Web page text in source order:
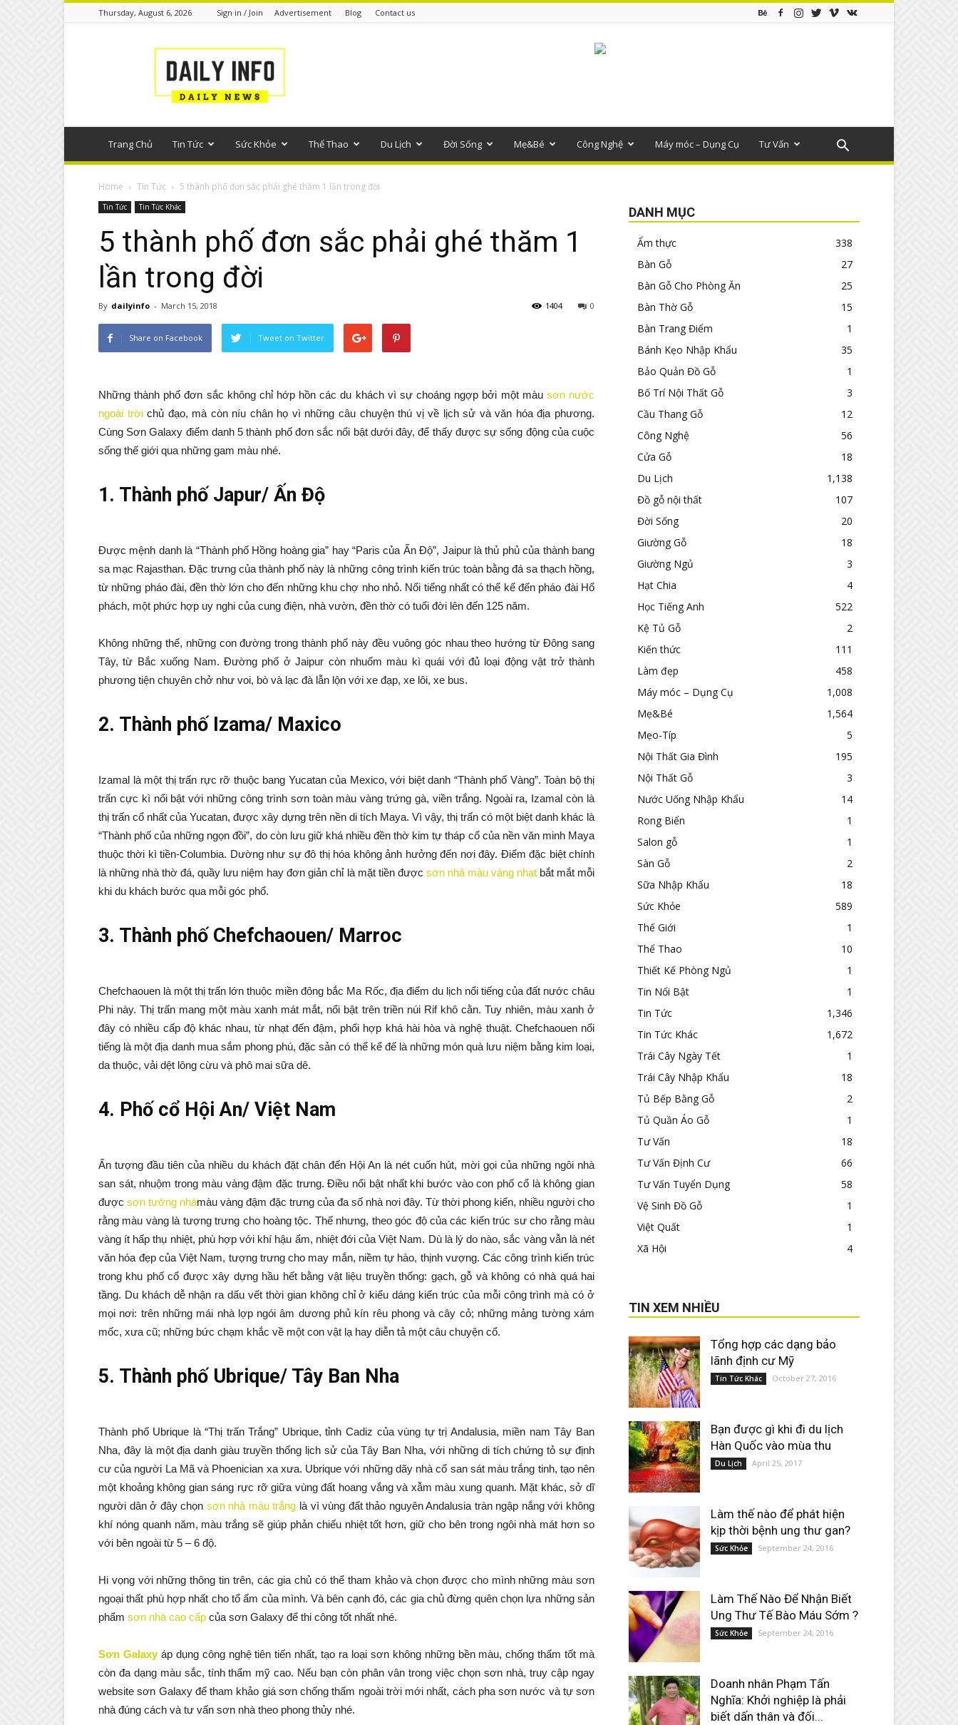
Thursday, August 6, 2026 Sign in / Join Advertisement Blog Contact us
thông
Trang Chủ Tin Tức Sức Khỏe Thể Thao Du Lịch Đời Sống Mẹ&Bé Công Nghệ Máy móc – Dụng Cụ Tư Vấn
Home Tin Tức 5 thành phố đơn sắc phải ghé thăm 1 lần trong đời
Tin Tức Tin Tức Khác
5 thành phố đơn sắc phải ghé thăm 1
lần trong đời
By dailyinfo - March 15, 2018 0
1404
Share on Facebook Tweet on Twitter
Những thành phố đơn sắc không chỉ hớp hồn các du khách vì sự choáng ngợp bởi một màu sơn nước
ngoài trờichủ đạo, mà còn níu chân họ vì những câu chuyện thú vị về lịch sử và văn hóa địa phương.
Cùng Sơn Galaxy điểm danh 5 thành phố đơn sắc nổi bật dưới đây, để thấy được sự sống động của cuộc
sống thế giới qua những gam màu nhé.
1. Thành phố Japur/ Ấn Độ
Được mệnh danh là “Thành phố Hồng hoàng gia” hay “Paris của Ấn Độ”, Jaipur là thủ phủ của thành bang
sa mạc Rajasthan. Đặc trưng của thành phố này là những công trình kiến trúc toàn bằng đá sa thạch hồng,
từ những pháo đài, đền thờ lớn cho đến những khu chợ nho nhỏ. Nổi tiếng nhất có thể kể đến pháo đài Hổ
phách, một phức hợp uy nghi của cung điện, nhà vườn, đền thờ có tuổi đời lên đến 125 năm.
Không những thế, những con đường trong thành phố này đều vuông góc nhau theo hướng từ Đông sang
Tây, từ Bắc xuống Nam. Đường phố ở Jaipur còn nhuốm màu kì quái với đủ loại động vật trở thành
phương tiện chuyên chở như voi, bò và lạc đà lẫn lộn với xe đạp, xe lôi, xe bus.
2. Thành phố Izama/ Maxico
Izamal là một thị trấn rực rỡ thuộc bang Yucatan của Mexico, với biệt danh “Thành phố Vàng”. Toàn bộ thị
trấn cực kì nổi bật với những công trình sơn toàn màu vàng trứng gà, viền trắng. Ngoài ra, Izamal còn là
thị trấn cổ nhất của Yucatan, được xây dựng trên nền di tích Maya. Vì vậy, thị trấn có một biệt danh khác là
“Thành phố của những ngọn đồi”, do còn lưu giữ khá nhiều đền thờ kim tự tháp cổ của nền văn minh Maya
thuộc thời kì tiền-Columbia. Dường như sự đô thị hóa không ảnh hưởng đến nơi đây. Điểm đặc biệt chính
là những nhà thờ đá, quầy lưu niệm hay đơn giản chỉ là mặt tiền được sơn nhà màu vàng nhạtbắt mắt mỗi
khi du khách bước qua mỗi góc phố.
3. Thành phố Chefchaouen/ Marroc
Chefchaouen là một thị trấn lớn thuộc miền đông bắc Ma Rốc, địa điểm du lịch nổi tiếng của đất nước châu
Phi này. Thị trấn mang một màu xanh mát mắt, nổi bật trên triền núi Rif khô cằn. Tuy nhiên, màu xanh ở
đây có nhiều cấp độ khác nhau, từ nhạt đến đậm, phối hợp khá hài hòa và nghệ thuật. Chefchaouen nổi
tiếng là một địa danh mua sắm phong phú, đặc sản có thể kể đế là những món quà lưu niệm bằng kim loại,
da thuộc, vải dệt lông cừu và phô mai sữa dê.
4. Phố cổ Hội An/ Việt Nam
Ấn tượng đầu tiên của nhiều du khách đặt chân đến Hội An là nét cuốn hút, mời gọi của những ngôi nhà
san sát, nhuộm trong màu vàng đậm đặc trưng. Điều nổi bật nhất khi bước vào con phố cổ là không gian
được sơn tường nhàmàu vàng đậm đặc trưng của đa số nhà nơi đây. Từ thời phong kiến, nhiều người cho
rằng màu vàng là tượng trưng cho hoàng tộc. Thế nhưng, theo góc độ của các kiến trúc sư cho rằng màu
vàng ít hấp thụ nhiệt, phù hợp với khí hậu ẩm, nhiệt đới của Việt Nam. Dù là lý do nào, sắc vàng vẫn là nét
văn hóa đẹp của Việt Nam, tượng trưng cho may mắn, niềm tự hào, thịnh vượng. Các công trình kiến trúc
trong khu phố cổ được xây dựng hầu hết bằng vật liệu truyền thống: gạch, gỗ và không có nhà quá hai
tầng. Du khách dễ nhận ra dấu vết thời gian không chỉ ở kiểu dáng kiến trúc của mỗi công trình mà có ở
mọi nơi: trên những mái nhà lợp ngói âm dương phủ kín rêu phong và cây cỏ; những mảng tường xám
mốc, xưa cũ; những bức chạm khắc về một con vật lạ hay diễn tả một câu chuyện cổ.
5. Thành phố Ubrique/ Tây Ban Nha
Thành phố Ubrique là “Thị trấn Trắng” Ubrique, tỉnh Cadiz của vùng tự trị Andalusia, miền nam Tây Ban
Nha, đây là một địa danh giàu truyền thống lịch sử của Tây Ban Nha, với những di tích chứng tỏ sự định
cư của người La Mã và Phoenician xa xưa. Ubrique với những dãy nhà cổ san sát màu trắng tinh, tạo nên
một khoảng không gian sáng rực rỡ giữa vùng đất hoang vắng và xẫm màu xung quanh. Mặt khác, sở dĩ
người dân ở đây chọn sơn nhà màu trắng là vì vùng đất thảo nguyên Andalusia tràn ngập nắng với không
khí nóng quanh năm, màu trắng sẽ giúp phản chiếu nhiệt tốt hơn, giữ cho bên trong ngôi nhà mát hơn so
với bên ngoài từ 5 – 6 độ.
Hi vọng với những thông tin trên, các gia chủ có thể tham khảo và chọn được cho mình những màu sơn
ngoại thất phù hợp nhất cho tổ ấm của mình. Và bên cạnh đó, các gia chủ đừng quên chọn lựa những sản
phẩm sơn nhà cao cấp của sơn Galaxy để thi công tốt nhất nhé.
Sơn Galaxyáp dụng công nghệ tiên tiến nhất, tạo ra loại sơn không những bền màu, chống thấm tốt mà
còn đa dạng màu sắc, tính thẩm mỹ cao. Nếu bạn còn phân vân trong việc chọn sơn nhà, truy cập ngay
website sơn Galaxy để tham khảo giá sơn chống thấm ngoài trời mới nhất, cách pha sơn nước và tự sơn
nhà đúng cách và tư vấn sơn nhà theo phong thủy nhé.
DANH MỤC
Ẩm thực
338
Bàn Gỗ
27
Bàn Gỗ Cho Phòng Ăn
25
Bàn Thờ Gỗ
15
Bàn Trang Điểm
1
Bánh Kẹo Nhập Khẩu
35
Bảo Quản Đồ Gỗ
1
Bố Trí Nội Thất Gỗ
3
Cầu Thang Gỗ
12
Công Nghệ
56
Cửa Gỗ
18
Du Lịch
1,138
Đồ gỗ nội thất
107
Đời Sống
20
Giường Gỗ
18
Giường Ngủ
3
Hạt Chia
4
Học Tiếng Anh
522
Kệ Tủ Gỗ
2
Kiến thức
111
Làm đẹp
458
Máy móc – Dụng Cụ
1,008
Mẹ&Bé
1,564
Mẹo-Típ
5
Nội Thất Gia Đình
195
Nội Thất Gỗ
3
Nước Uống Nhập Khẩu
14
Rong Biển
1
Salon gỗ
1
Sàn Gỗ
2
Sữa Nhập Khẩu
18
Sức Khỏe
589
Thế Giới
1
Thể Thao
10
Thiết Kế Phòng Ngủ
1
Tin Nổi Bật
1
Tin Tức
1,346
Tin Tức Khác
1,672
Trái Cây Ngày Tết
1
Trái Cây Nhập Khẩu
18
Tủ Bếp Bằng Gỗ
2
Tủ Quần Áo Gỗ
1
Tư Vấn
18
Tư Vấn Định Cư
66
Tư Vấn Tuyển Dụng
58
Vệ Sinh Đồ Gỗ
1
Việt Quất
1
Xã Hội
4
TIN XEM NHIỀU
Tổng hợp các dạng bảo
lãnh định cư Mỹ
Tin Tức Khác October 27, 2016
Bạn được gì khi đi du lịch
Hàn Quốc vào mùa thu
Du Lịch April 25, 2017
Làm thế nào để phát hiện
kịp thời bệnh ung thư gan?
Sức Khỏe September 24, 2016
Làm Thế Nào Để Nhận Biết
Ung Thư Tế Bào Máu Sớm ?
Sức Khỏe September 24, 2016
Doanh nhân Phạm Tấn
Nghĩa: Khởi nghiệp là phải
biết dấn thân và đối...